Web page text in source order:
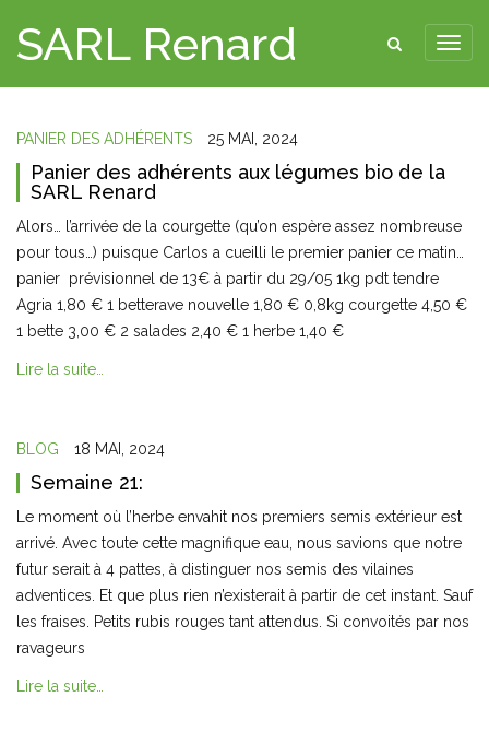
SARL Renard
PANIER DES ADHÉRENTS 25 MAI, 2024
Panier des adhérents aux légumes bio de la
SARL Renard
Alors… l’arrivée de la courgette (qu’on espère assez nombreuse
pour tous…) puisque Carlos a cueilli le premier panier ce matin…
panier prévisionnel de 13€ à partir du 29/05 1kg pdt tendre
Agria 1,80 € 1 betterave nouvelle 1,80 € 0,8kg courgette 4,50 €
1 bette 3,00 € 2 salades 2,40 € 1 herbe 1,40 €
Lire la suite…
BLOG 18 MAI, 2024
Semaine 21:
Le moment où l’herbe envahit nos premiers semis extérieur est
arrivé. Avec toute cette magnifique eau, nous savions que notre
futur serait à 4 pattes, à distinguer nos semis des vilaines
adventices. Et que plus rien n’existerait à partir de cet instant. Sauf
les fraises. Petits rubis rouges tant attendus. Si convoités par nos
ravageurs
Lire la suite…